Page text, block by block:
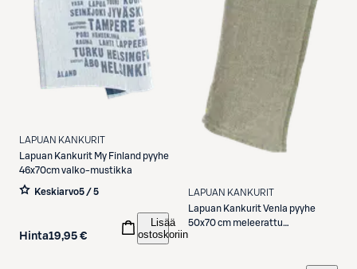
LAPUAN KANKURIT
Lapuan Kankurit My Finland pyyhe
46x70cm valko-mustikka
Keskiarvo5 / 5
Hinta19,95 €
Lisää
ostoskoriin
LAPUAN KANKURIT
Lapuan KankuritVenla pyyhe
50x70 cm meleerattu